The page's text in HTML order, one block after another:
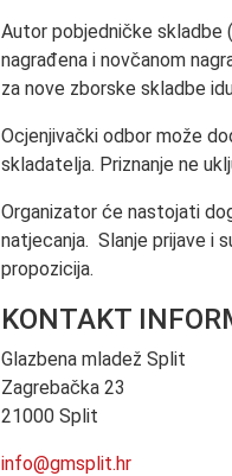
Autor pobjedničke skladbe
nagrađena i novčanom
za nove zborske skladbe
Ocjenjivački odbor može
skladatelja. Priznanje ne
Organizator će nastojati
natjecanja. Slanje prijave i
propozicija.
KONTAKT
Glazbena mladež Split
Zagrebačka 23
21000 Split
info@gmsplit.hr